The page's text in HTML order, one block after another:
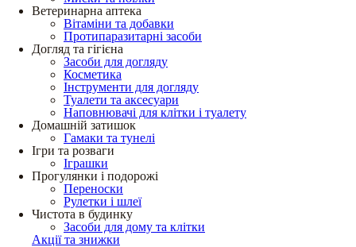
Ветеринарна аптека
Вітаміни та добавки
Протипаразитарні засоби
Догляд та гігієна
Засоби для догляду
Косметика
Інструменти для догляду
Туалети та аксесуари
Наповнювачі для клітки і туалету
Домашній затишок
Гамаки та тунелі
Ігри та розваги
Іграшки
Прогулянки і подорожі
Переноски
Рулетки і шлеї
Чистота в будинку
Засоби для дому та клітки
Акції та знижки